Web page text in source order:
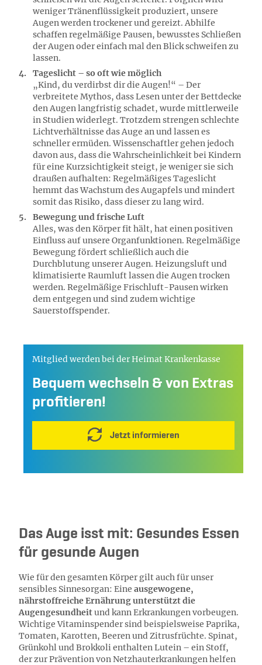
weniger Tränenflüssigkeit produziert, unsere
Augen werden trockener und gereizt. Abhilfe
schaffen regelmäßige Pausen, bewusstes Schließen
der Augen oder einfach mal den Blick schweifen zu
lassen.
Tageslicht – so oft wie möglich
„Kind, du verdirbst dir die Augen!“ – Der
verbreitete Mythos, dass Lesen unter der Bettdecke
den Augen langfristig schadet, wurde mittlerweile
in Studien widerlegt. Trotzdem strengen schlechte
Lichtverhältnisse das Auge an und lassen es
schneller ermüden. Wissenschaftler gehen jedoch
davon aus, dass die Wahrscheinlichkeit bei Kindern
für eine Kurzsichtigkeit steigt, je weniger sie sich
draußen aufhalten: Regelmäßiges Tageslicht
hemmt das Wachstum des Augapfels und mindert
somit das Risiko, dass dieser zu lang wird.
Bewegung und frische Luft
Alles, was den Körper fit hält, hat einen positiven
Einfluss auf unsere Organfunktionen. Regelmäßige
Bewegung fördert schließlich auch die
Durchblutung unserer Augen. Heizungsluft und
klimatisierte Raumluft lassen die Augen trocken
werden. Regelmäßige Frischluft-Pausen wirken
dem entgegen und sind zudem wichtige
Sauerstoffspender.
Mitglied werden bei der Heimat Krankenkasse
Bequem wechseln & von Extras
profitieren!
Jetzt informieren
Das Auge isst mit: Gesundes Essen
für gesunde Augen
Wie für den gesamten Körper gilt auch für unser
sensibles Sinnesorgan: Eine ausgewogene,
nährstoffreiche Ernährung unterstützt die
Augengesundheitund kann Erkrankungen vorbeugen.
Wichtige Vitaminspender sind beispielsweise Paprika,
Tomaten, Karotten, Beeren und Zitrusfrüchte. Spinat,
Grünkohl und Brokkoli enthalten Lutein – ein Stoff,
der zur Prävention von Netzhauterkrankungen helfen